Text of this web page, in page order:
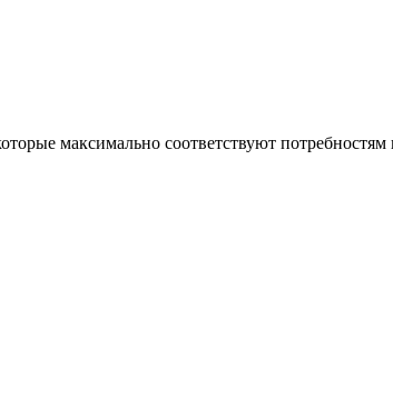
максимально соответствуют